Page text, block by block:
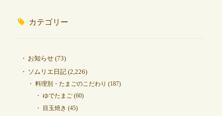
カテゴリー
お知らせ(73)
ソムリエ日記(2,226)
料理別・たまごのこだわり (187)
ゆでたまご(60)
目玉焼き (45)